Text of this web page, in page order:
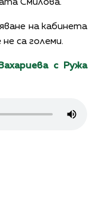
Смилова.
на кабинета
са големи.
с Ружа